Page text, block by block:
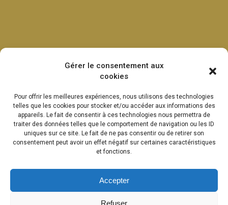
Gérer le consentement aux
cookies
Pour offrir les meilleures expériences, nous utilisons des technologies
telles que les cookies pour stocker et/ou accéder aux informations des
appareils. Le fait de consentir à ces technologies nous permettra de
traiter des données telles que le comportement de navigation ou les ID
uniques sur ce site. Le fait de ne pas consentir ou de retirer son
consentement peut avoir un effet négatif sur certaines caractéristiques
et fonctions.
Accepter
Refuser